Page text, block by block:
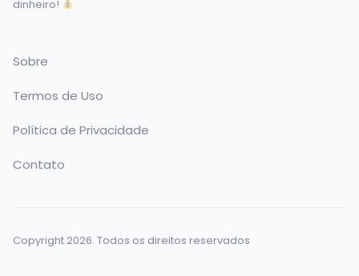
dinheiro!
Sobre
Termos de Uso
Política de Privacidade
Contato
Copyright 2026. Todos os direitos reservados